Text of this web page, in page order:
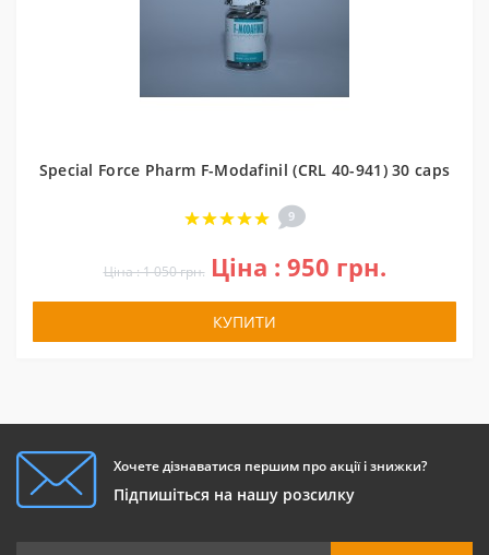
Special Force Pharm F-Modafinil (CRL 40-941) 30 caps
9
Ціна : 1 050 грн. Ціна : 950 грн.
КУПИТИ
Хочете дізнаватися першим про акції і знижки?
Підпишіться на нашу розсилку